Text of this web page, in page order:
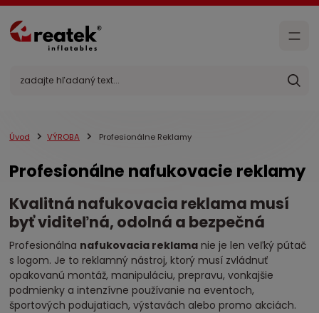
Úvod VÝROBA Profesionálne Reklamy
Profesionálne nafukovacie reklamy
Kvalitná nafukovacia reklama musí
byť viditeľná, odolná a bezpečná
Profesionálna nafukovacia reklama nie je len veľký pútač
s logom. Je to reklamný nástroj, ktorý musí zvládnuť
opakovanú montáž, manipuláciu, prepravu, vonkajšie
podmienky a intenzívne používanie na eventoch,
športových podujatiach, výstavách alebo promo akciách.